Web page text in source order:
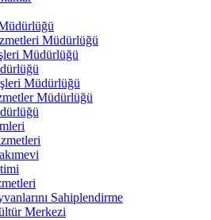
Müdürlüğü
Müdürlüğü
Müdürlüğü
Müdürlüğü
Sahiplendirme
Merkezi